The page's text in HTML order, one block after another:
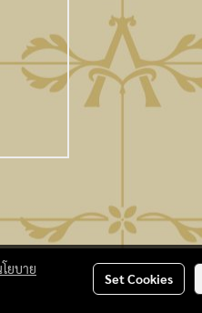
ยบาย
Set Cookies